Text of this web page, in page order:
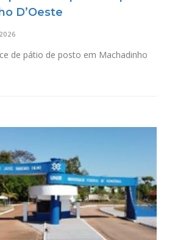
D’Oeste
de pátio de posto em Machadinho